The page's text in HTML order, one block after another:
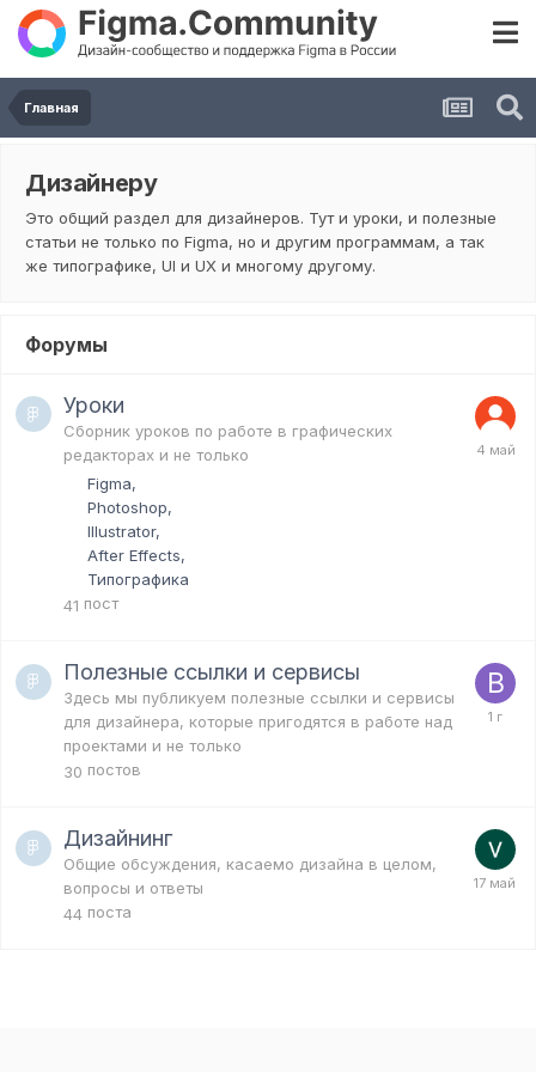
Главная
Дизайнеру
Это общий раздел для дизайнеров. Тут и уроки, и полезные
статьи не только по Figma, но и другим программам, а так
же типографике, UI и UX и многому другому.
Форумы
Уроки
Сборник уроков по работе в графических
редакторах и не только
Figma
Photoshop
Illustrator
After Effects
Типографика
41 пост
Полезные ссылки и сервисы
Здесь мы публикуем полезные ссылки и сервисы
для дизайнера, которые пригодятся в работе над
проектами и не только
30 постов
Дизайнинг
Общие обсуждения, касаемо дизайна в целом,
вопросы и ответы
44 поста